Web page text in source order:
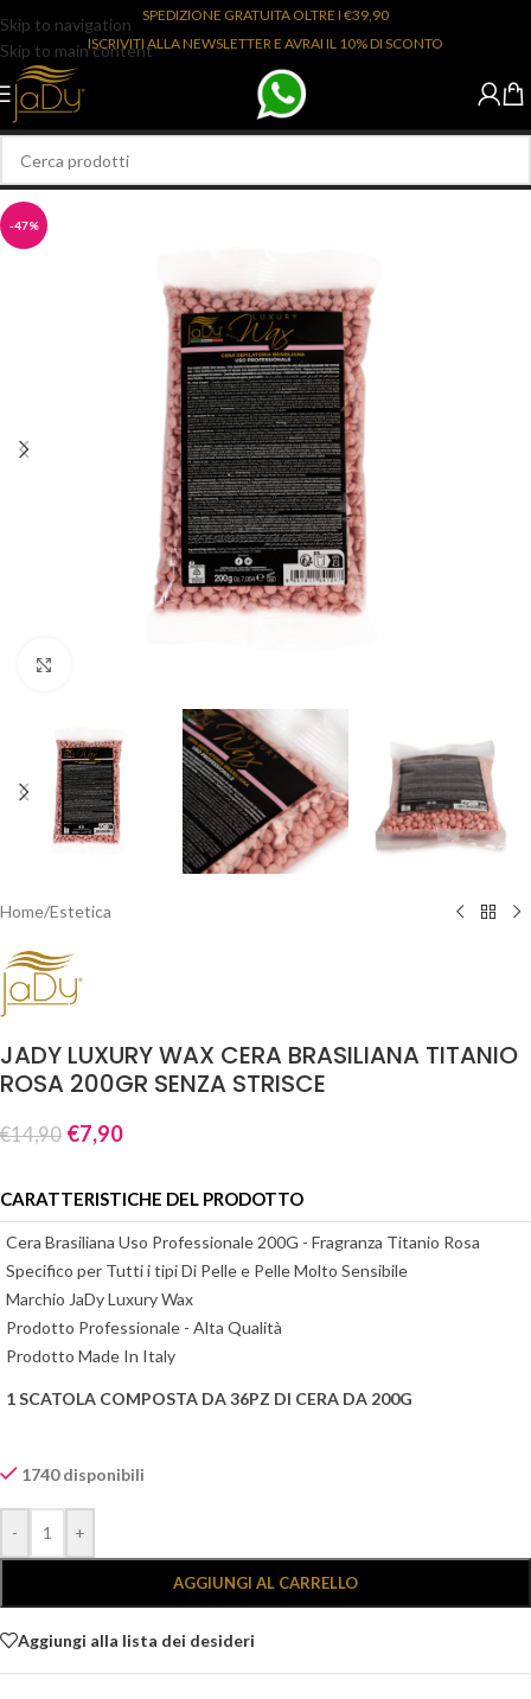
Skip to navigation
Skip to main content
SPEDIZIONE GRATUITA OLTRE I €39,90
ISCRIVITI ALLA NEWSLETTER E AVRAI IL 10% DI SCONTO
-47%
Home/Estetica
JADY LUXURY WAX CERA BRASILIANA TITANIO
ROSA 200GR SENZA STRISCE
€14,90 €7,90
CARATTERISTICHE DEL PRODOTTO
Cera Brasiliana Uso Professionale 200G - Fragranza Titanio Rosa
Specifico per Tutti i tipi Di Pelle e Pelle Molto Sensibile
Marchio JaDy Luxury Wax
Prodotto Professionale - Alta Qualità
Prodotto Made In Italy
1 SCATOLA COMPOSTA DA 36PZ DI CERA DA 200G
Glyceryl Rosinate , Triethylene Glycol Rosinate , Hydrogenated
Dioxide , Cera Alba , Paraffinum Liquidium , CI 15850
1740 disponibili
- +
AGGIUNGI AL CARRELLO
Aggiungi alla lista dei desideri